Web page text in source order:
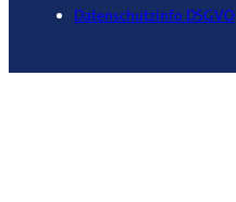
Datenschutzinfo DSGVO